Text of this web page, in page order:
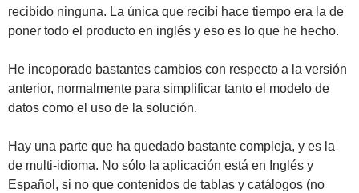
recibido ninguna. La única que recibí hace tiempo era la de
poner todo el producto en inglés y eso es lo que he hecho.
He incoporado bastantes cambios con respecto a la versión
anterior, normalmente para simplificar tanto el modelo de
datos como el uso de la solución.
Hay una parte que ha quedado bastante compleja, y es la
de multi-idioma. No sólo la aplicación está en Inglés y
Español, si no que contenidos de tablas y catálogos (no